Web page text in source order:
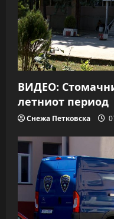
ВИДЕО:
летниот период
Снежа Петковска